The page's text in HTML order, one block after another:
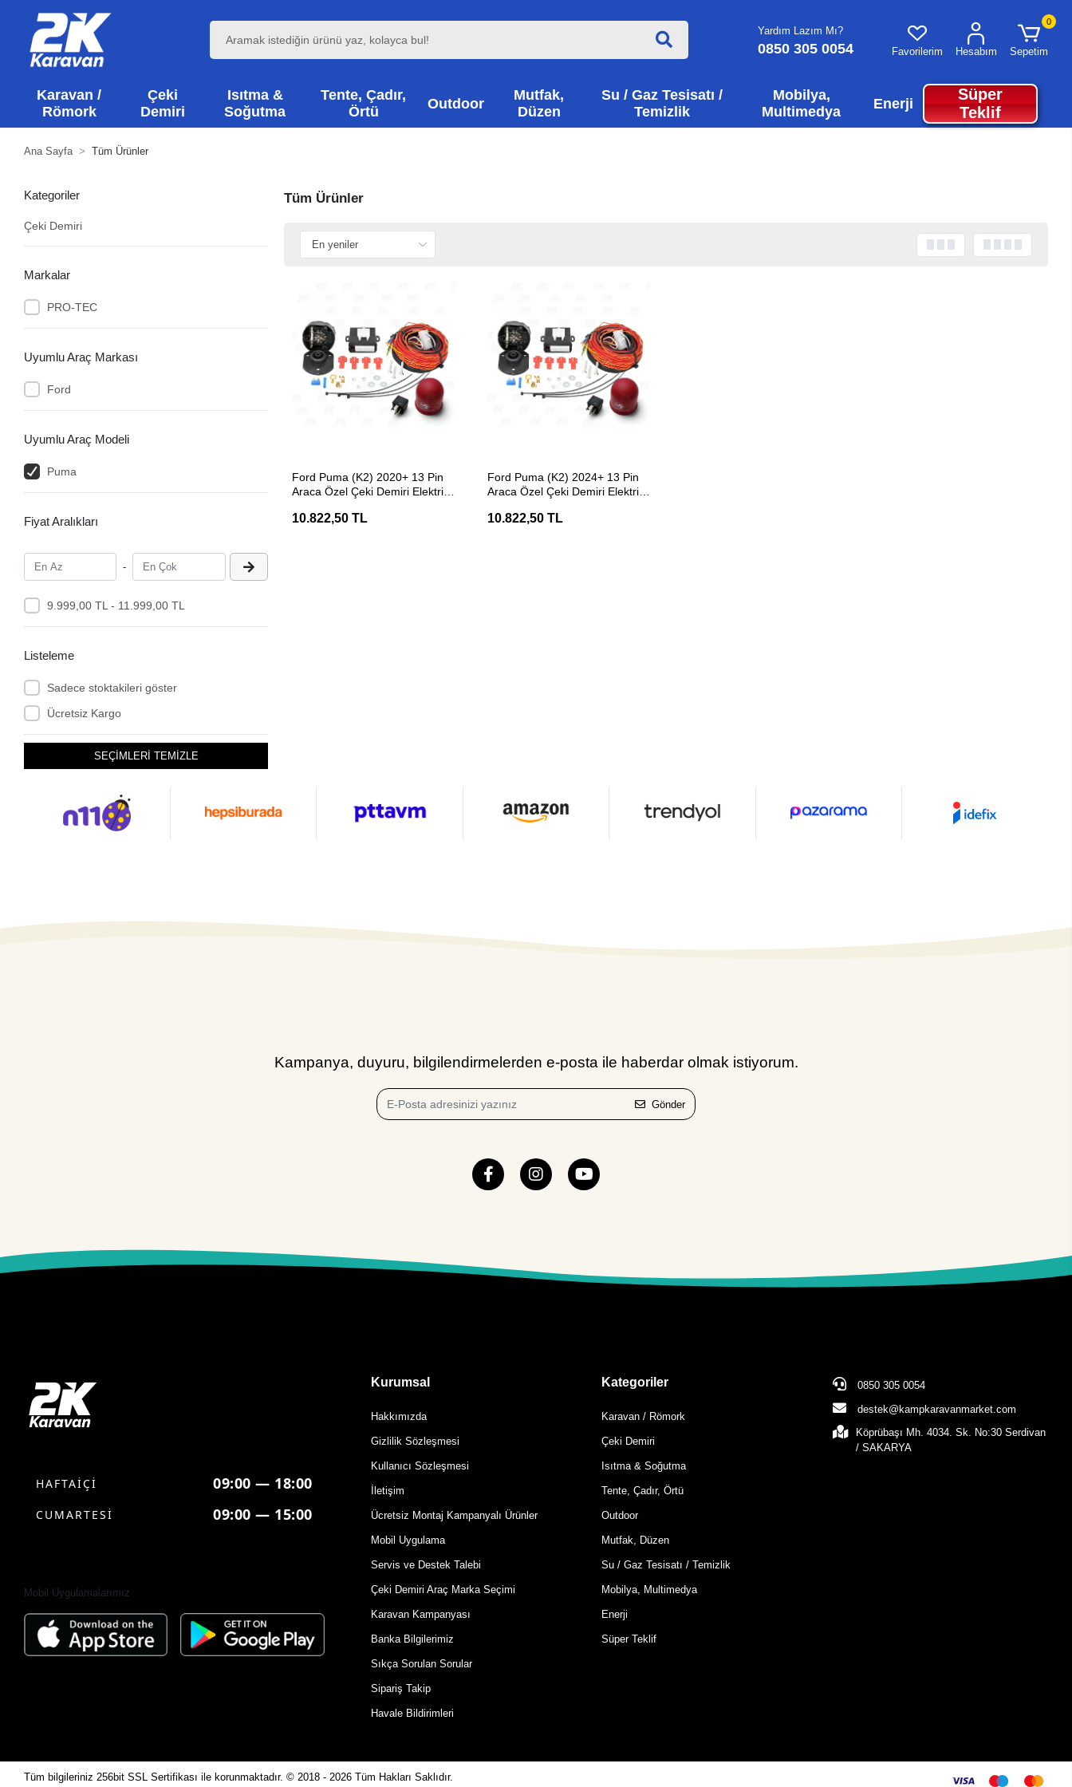
Yardım Lazım Mı?
0850 305 0054 Favorilerim Hesabım
0
Sepetim
Karavan /
Römork
Çeki
Demiri
Isıtma &
Soğutma
Tente, Çadır,
Örtü
Outdoor
Mutfak,
Düzen
Su / Gaz Tesisatı /
Temizlik
Mobilya,
Multimedya
Enerji
Süper
Teklif
Ana Sayfa Tüm Ürünler
Kategoriler
Çeki Demiri
Markalar
PRO-TEC
Uyumlu Araç Markası
Ford
Uyumlu Araç Modeli
Puma
Fiyat Aralıkları
-
9.999,00 TL - 11.999,00 TL
Listeleme
Sadece stoktakileri göster
Ücretsiz Kargo
SEÇİMLERİ TEMİZLE
Tüm Ürünler
Ford Puma (K2) 2020+ 13 Pin
Araca Özel Çeki Demiri Elektrik
10.822,50 TL
Ford Puma (K2) 2024+ 13 Pin
Araca Özel Çeki Demiri Elektrik
10.822,50 TL
Kampanya, duyuru, bilgilendirmelerden e-posta ile haberdar olmak istiyorum.
Gönder
HAFTAİÇİ 09:00 — 18:00
CUMARTESİ 09:00 — 15:00
Mobil Uygulamalarımız
Kurumsal
Hakkımızda
Gizlilik Sözleşmesi
Kullanıcı Sözleşmesi
İletişim
Ücretsiz Montaj Kampanyalı Ürünler
Mobil Uygulama
Servis ve Destek Talebi
Çeki Demiri Araç Marka Seçimi
Karavan Kampanyası
Banka Bilgilerimiz
Sıkça Sorulan Sorular
Sipariş Takip
Havale Bildirimleri
Kategoriler
Karavan / Römork
Çeki Demiri
Isıtma & Soğutma
Tente, Çadır, Örtü
Outdoor
Mutfak, Düzen
Su / Gaz Tesisatı / Temizlik
Mobilya, Multimedya
Enerji
Süper Teklif
0850 305 0054
destek@kampkaravanmarket.com
Köprübaşı Mh. 4034. Sk. No:30 Serdivan
/ SAKARYA
Tüm bilgileriniz 256bit SSL Sertifikası ile korunmaktadır.© 2018 - 2026Tüm Hakları Saklıdır.